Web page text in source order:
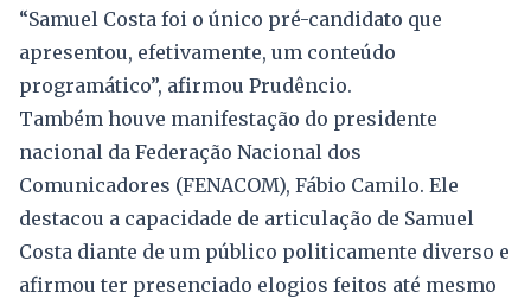
“Samuel Costa foi o único pré-candidato que
apresentou, efetivamente, um conteúdo
programático”, afirmou Prudêncio.
Também houve manifestação do presidente
nacional da Federação Nacional dos
Comunicadores (FENACOM), Fábio Camilo. Ele
destacou a capacidade de articulação de Samuel
Costa diante de um público politicamente diverso e
afirmou ter presenciado elogios feitos até mesmo